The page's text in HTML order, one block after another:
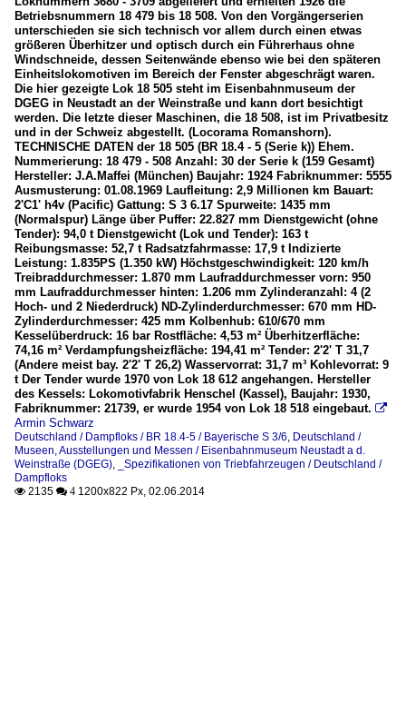
Betriebsnummern 18 479 bis 18 508. Von den Vorgängerserien
unterschieden sie sich technisch vor allem durch einen etwas
größeren Überhitzer und optisch durch ein Führerhaus ohne
Windschneide, dessen Seitenwände ebenso wie bei den späteren
Einheitslokomotiven im Bereich der Fenster abgeschrägt waren.
Die hier gezeigte Lok 18 505 steht im Eisenbahnmuseum der
DGEG in Neustadt an der Weinstraße und kann dort besichtigt
werden. Die letzte dieser Maschinen, die 18 508, ist im Privatbesitz
und in der Schweiz abgestellt. (Locorama Romanshorn).
TECHNISCHE DATEN der 18 505 (BR 18.4 - 5 (Serie k)) Ehem.
Nummerierung: 18 479 - 508 Anzahl: 30 der Serie k (159 Gesamt)
Hersteller: J.A.Maffei (München) Baujahr: 1924 Fabriknummer: 5555
Ausmusterung: 01.08.1969 Laufleitung: 2,9 Millionen km Bauart:
2'C1' h4v (Pacific) Gattung: S 3 6.17 Spurweite: 1435 mm
(Normalspur) Länge über Puffer: 22.827 mm Dienstgewicht (ohne
Tender): 94,0 t Dienstgewicht (Lok und Tender): 163 t
Reibungsmasse: 52,7 t Radsatzfahrmasse: 17,9 t Indizierte
Leistung: 1.835PS (1.350 kW) Höchstgeschwindigkeit: 120 km/h
Treibraddurchmesser: 1.870 mm Laufraddurchmesser vorn: 950
mm Laufraddurchmesser hinten: 1.206 mm Zylinderanzahl: 4 (2
Hoch- und 2 Niederdruck) ND-Zylinderdurchmesser: 670 mm HD-
Zylinderdurchmesser: 425 mm Kolbenhub: 610/670 mm
Kesselüberdruck: 16 bar Rostfläche: 4,53 m² Überhitzerfläche:
74,16 m² Verdampfungsheizfläche: 194,41 m² Tender: 2'2' T 31,7
(Andere meist bay. 2'2' T 26,2) Wasservorrat: 31,7 m³ Kohlevorrat: 9
t Der Tender wurde 1970 von Lok 18 612 angehangen. Hersteller
des Kessels: Lokomotivfabrik Henschel (Kassel), Baujahr: 1930,
Fabriknummer: 21739, er wurde 1954 von Lok 18 518 eingebaut. 
Armin Schwarz
Deutschland / Dampfloks / BR 18.4-5 / Bayerische S 3/6, Deutschland /
Museen, Ausstellungen und Messen / Eisenbahnmuseum Neustadt a d.
Weinstraße (DGEG),
_Spezifikationen von Triebfahrzeugen / Deutschland /
Dampfloks
 2135  4 1200x822 Px, 02.06.2014